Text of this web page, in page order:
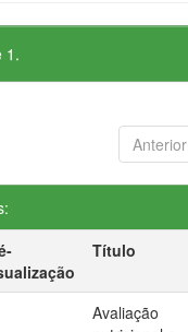
1.
Anterior
Título
Avaliação